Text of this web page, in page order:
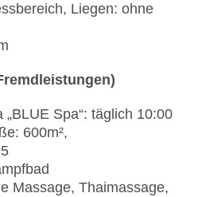
Liegen: ohne
Spa“: täglich 10:00
600m²,
Massage, Thaimassage,